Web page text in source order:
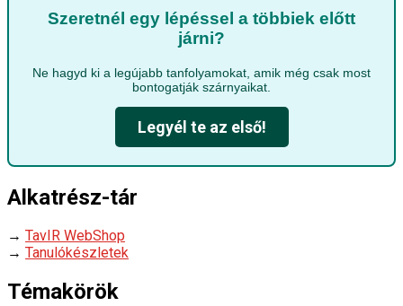
Szeretnél egy lépéssel a többiek előtt
járni?
Ne hagyd ki a legújabb tanfolyamokat, amik még csak most
bontogatják szárnyaikat.
Legyél te az első!
Alkatrész-tár
→ TavIR WebShop
→ Tanulókészletek
Témakörök